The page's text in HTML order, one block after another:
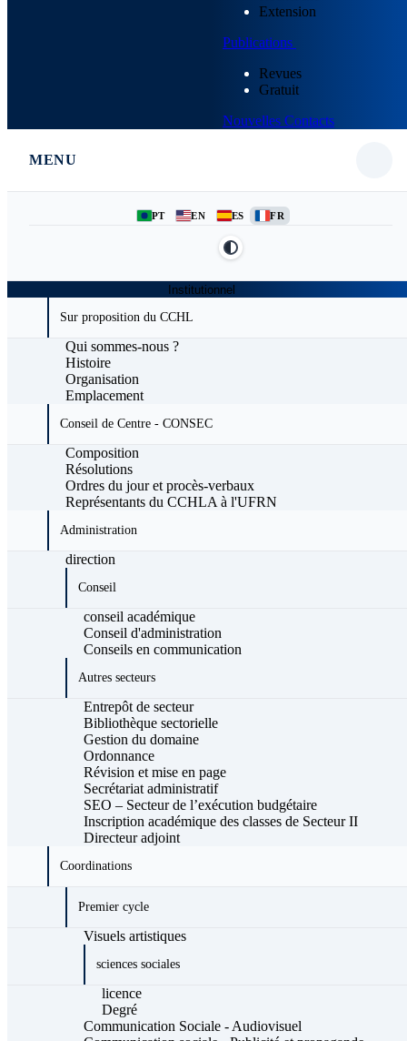
Extension
Publications
Revues
Gratuit
Nouvelles Contacts
MENU
PT EN ES FR
Institutionnel
Sur proposition du CCHL
Qui sommes-nous ?
Histoire
Organisation
Emplacement
Conseil de Centre - CONSEC
Composition
Résolutions
Ordres du jour et procès-verbaux
Représentants du CCHLA à l'UFRN
Administration
direction
Conseil
conseil académique
Conseil d'administration
Conseils en communication
Autres secteurs
Entrepôt de secteur
Bibliothèque sectorielle
Gestion du domaine
Ordonnance
Révision et mise en page
Secrétariat administratif
SEO – Secteur de l’exécution budgétaire
Inscription académique des classes de Secteur II
Directeur adjoint
Coordinations
Premier cycle
Visuels artistiques
sciences sociales
licence
Degré
Communication Sociale - Audiovisuel